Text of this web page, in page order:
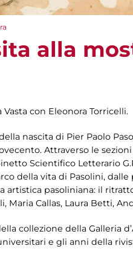
alla
con Eleonora Torricelli.
nascita di Pier Paolo
Attraverso le
Scientifico Letterario
della vita di Pasolini,
pasoliniana: il
Callas, Laura Betti,
collezione della Galleria
e gli anni della